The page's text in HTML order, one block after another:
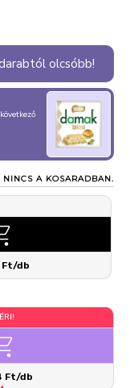
olcsóbb!
A KOSARADBAN.
Ft/db
Ft/db